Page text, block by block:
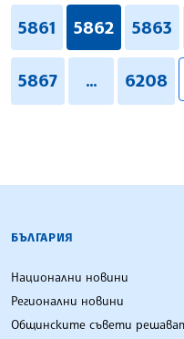
5861 5862 5863
5867 ... 6208
БЪЛГАРСКА
БЪЛГАРИЯ
Национални новини
Регионални новини
Общинските съвети